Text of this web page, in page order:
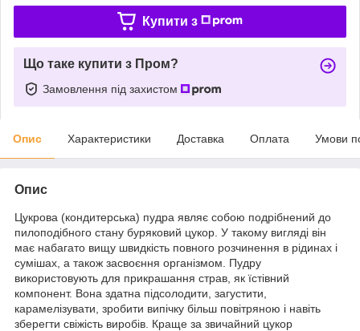
Купити з
Що таке купити з Пром?
Замовлення під захистом
Опис Характеристики Доставка Оплата Умови
Опис
Цукрова (кондитерська) пудра являє собою подрібнений до
пилоподібного стану буряковий цукор. У такому вигляді він
має набагато вищу швидкість повного розчинення в рідинах і
сумішах, а також засвоєння організмом. Пудру
використовують для прикрашання страв, як їстівний
компонент. Вона здатна підсолодити, загустити,
карамелізувати, зробити випічку більш повітряною і навіть
зберегти свіжість виробів. Краще за звичайний цукор